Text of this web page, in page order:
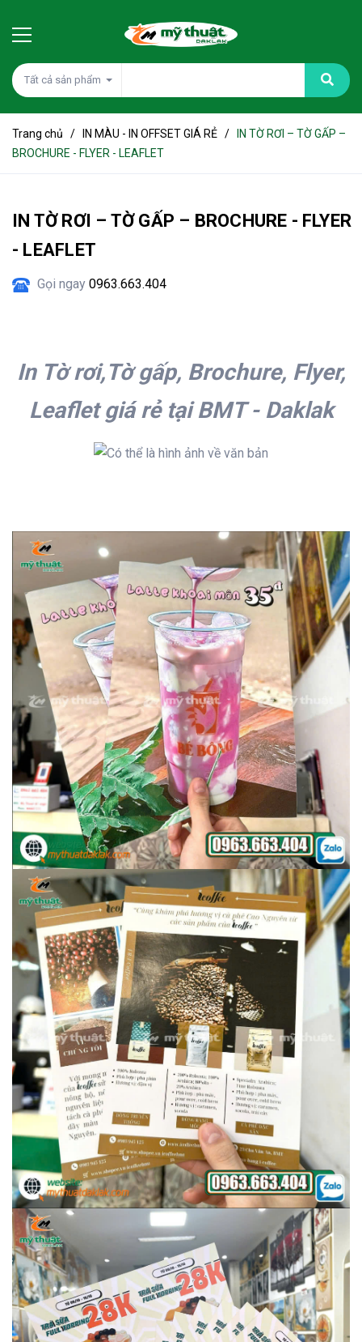
Tất cả sản phẩm
Trang chủ / IN MÀU - IN OFFSET GIÁ RẺ /
IN TỜ RƠI – TỜ GẤP –
BROCHURE - FLYER - LEAFLET
IN TỜ RƠI – TỜ GẤP – BROCHURE - FLYER
- LEAFLET
Gọi ngay 0963.663.404
In Tờ rơi,Tờ gấp, Brochure, Flyer,
Leafletgiá rẻ tại BMT - Daklak